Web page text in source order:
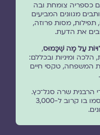
כספריה צומחת ובה
מגוונים המביעים
מסות פרוזה,
את הדעת.
עַל מָה שֶׁכָּמוּס,
ומיניות ובכללם:
המשפחה, טקסי חיים
2019 על-ידי הרבנית שרה סגל־כץ.
עם הכניסה לשנת 2025 פורסמו בו קרוב ל-3,000